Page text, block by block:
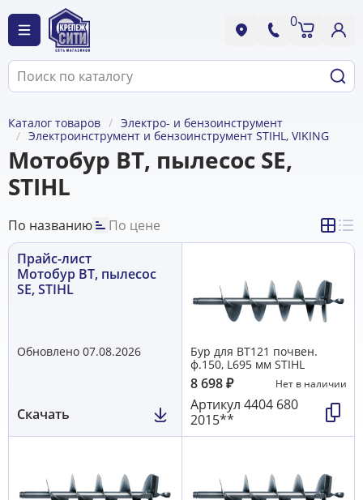
0
Каталог товаров
Электро- и бензоинструмент
Электроинструмент и бензоинструмент STIHL, VIKING
Мотобур BT, пылесос SE,
STIHL
По названию
По цене
Прайс-лист
Мотобур BT, пылесос
SE, STIHL
Обновлено 07.08.2026
Скачать
Бур для ВТ121 почвен.
ф.150, L695 мм STIHL
8 698₽ Нет в наличии
Артикул 4404 680
2015**